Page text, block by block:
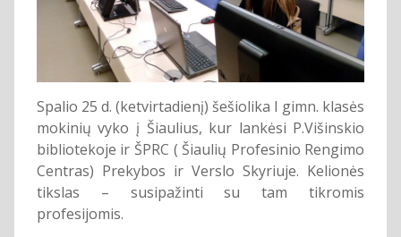
Spalio 25 d. (ketvirtadienį) šešiolika I gimn. klasės
mokinių vyko į Šiaulius, kur lankėsi P.Višinskio
bibliotekoje ir ŠPRC ( Šiaulių Profesinio Rengimo
Centras) Prekybos ir Verslo Skyriuje. Kelionės
tikslas – susipažinti su tam tikromis
profesijomis.